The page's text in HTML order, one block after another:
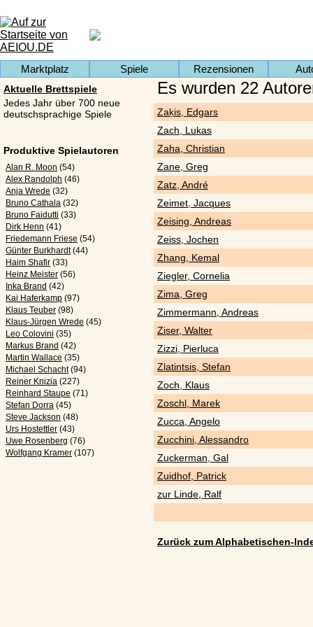
Marktplatz Spiele Rezensionen
Aktuelle Brettspiele
Jedes Jahr über 700 neue
deutschsprachige Spiele
Produktive Spielautoren
Alan R. Moon (54)
Alex Randolph (46)
Anja Wrede (32)
Bruno Cathala (32)
Bruno Faidutti (33)
Dirk Henn (41)
Friedemann Friese (54)
Günter Burkhardt (44)
Haim Shafir (33)
Heinz Meister (56)
Inka Brand (42)
Kai Haferkamp (97)
Klaus Teuber (98)
Klaus-Jürgen Wrede (45)
Leo Colovini (35)
Markus Brand (42)
Martin Wallace (35)
Michael Schacht (94)
Reiner Knizia (227)
Reinhard Staupe (71)
Stefan Dorra (45)
Steve Jackson (48)
Urs Hostettler (43)
Uwe Rosenberg (76)
Wolfgang Kramer (107)
Es wurden 22
Zaķis, Edgars
Zach, Lukas
Zaha, Christian
Zane, Greg
Zatz, André
Zeimet, Jacques
Zeising, Andreas
Zeiss, Jochen
Zhang, Kemal
Ziegler, Cornelia
Zima, Greg
Zimmermann, Andreas
Ziser, Walter
Zizzi, Pierluca
Zlatintsis, Stefan
Zoch, Klaus
Zoschl, Marek
Zucca, Angelo
Zucchini, Alessandro
Zuckerman, Gal
Zuidhof, Patrick
zur Linde, Ralf
Zurück zum Alphabetischen-